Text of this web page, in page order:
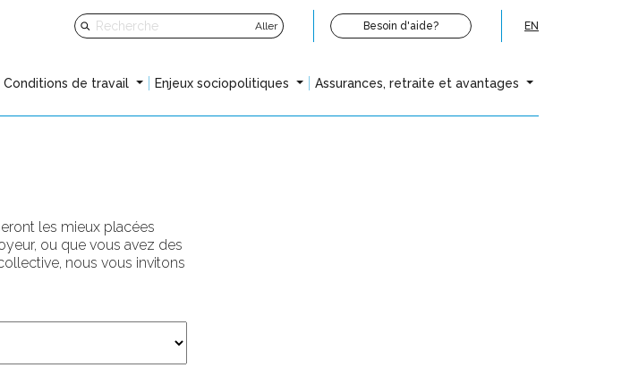
Aller Besoin d'aide? EN
Conditions de travail Enjeux sociopolitiques Assurances, retraite et avantages
les mieux placées
ou que vous avez des
nous vous invitons